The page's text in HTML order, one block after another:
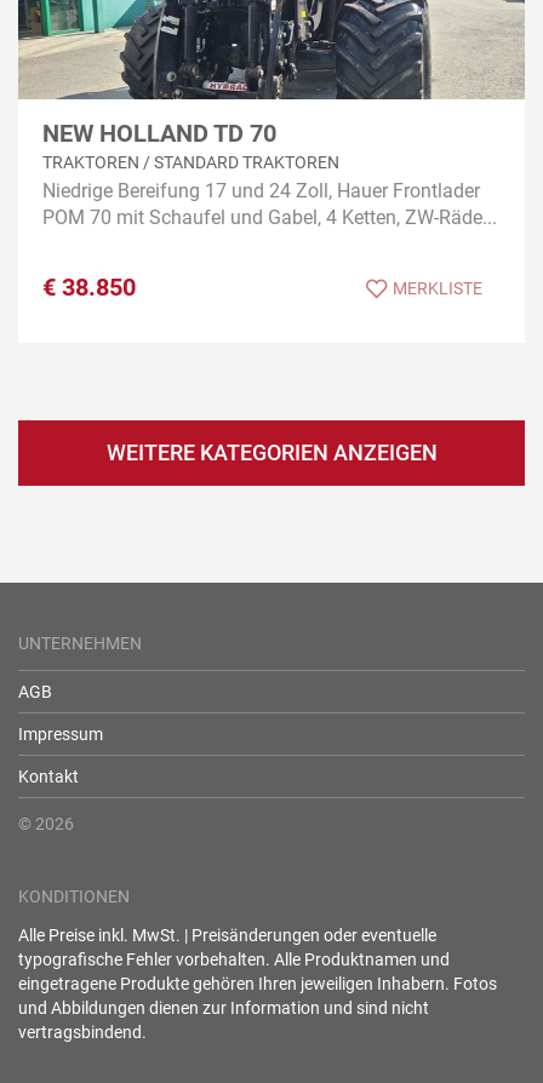
NEW HOLLAND TD 70
TRAKTOREN / STANDARD TRAKTOREN
Niedrige Bereifung 17 und 24 Zoll, Hauer Frontlader
POM 70 mit Schaufel und Gabel, 4 Ketten, ZW-Räde...
€ 38.850 MERKLISTE
WEITERE KATEGORIEN ANZEIGEN
UNTERNEHMEN
AGB
Impressum
Kontakt
© 2026
KONDITIONEN
Alle Preise inkl. MwSt. | Preisänderungen oder eventuelle
typografische Fehler vorbehalten. Alle Produktnamen und
eingetragene Produkte gehören Ihren jeweiligen Inhabern. Fotos
und Abbildungen dienen zur Information und sind nicht
vertragsbindend.